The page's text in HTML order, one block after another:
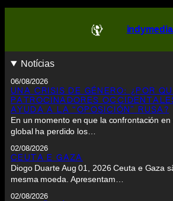
Notícias
06/08/2026
UNA CRISIS DE GÉNERO: ¿POR
PATROCINADORES
AYUDA A LA “OPOSICIÓN” RUSA?
En un momento en que la confrontación
global ha perdido los…
02/08/2026
CEUTA E GAZA
Diogo Duarte Aug 01, 2026 Ceuta e Gaza
mesma moeda. Apresentam…
02/08/2026